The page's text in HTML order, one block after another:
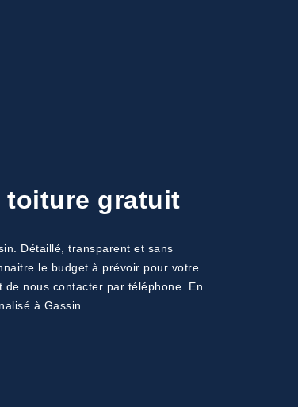
toiture gratuit
Détaillé, transparent et sans
le budget à prévoir pour votre
nous contacter par téléphone. En
à Gassin.